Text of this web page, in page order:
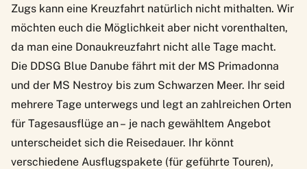
Zugs kann eine Kreuzfahrt natürlich nicht mithalten. Wir
möchten euch die Möglichkeit aber nicht vorenthalten,
da man eine Donaukreuzfahrt nicht alle Tage macht.
Die DDSG Blue Danube fährt mit der MS Primadonna
und der MS Nestroy bis zum Schwarzen Meer. Ihr seid
mehrere Tage unterwegs und legt an zahlreichen Orten
für Tagesausflüge an – je nach gewähltem Angebot
unterscheidet sich die Reisedauer. Ihr könnt
verschiedene Ausflugspakete (für geführte Touren),